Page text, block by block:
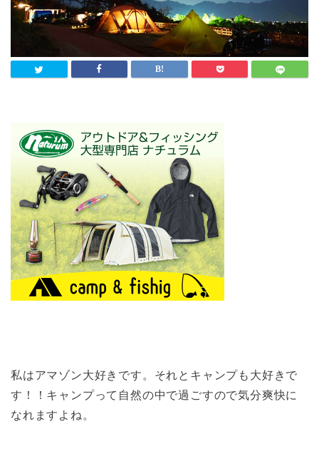
私はアマゾン大好きです。それとキャンプも大好きで
す！！キャンプって自然の中で過ごすので気分爽快に
なれますよね。